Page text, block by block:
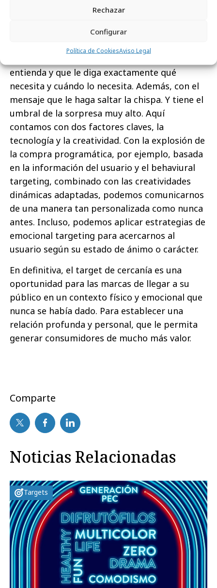
Rechazar
Configurar
Política de CookiesAviso Legal
motivar a este target y estar cerca de sus
entienda y que le diga exactamente qué
necesita y cuándo lo necesita. Además, con el
mensaje que le haga saltar la chispa. Y tiene el
umbral de la sorpresa muy alto. Aquí
contamos con dos factores claves, la
tecnología y la creatividad. Con la explosión de
la compra programática, por ejemplo, basada
en la información del usuario y el behaviural
targeting, combinado con las creatividades
dinámicas adaptadas, podemos comunicarnos
de una manera tan personalizada como nunca
antes. Incluso, podemos aplicar estrategias de
emocional targeting para acercarnos al
usuario según su estado de ánimo o carácter.
En definitiva, el target de cercanía es una
oportunidad para las marcas de llegar a su
público en un contexto físico y emocional que
nunca se había dado. Para establecer una
relación profunda y personal, que le permita
generar consumidores de mucho más valor.
Comparte
Noticias Relacionadas
Targets